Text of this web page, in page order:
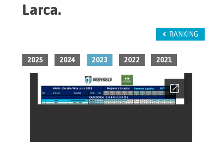
Larca.
RANKING
2025 2024 2023 2022 2021